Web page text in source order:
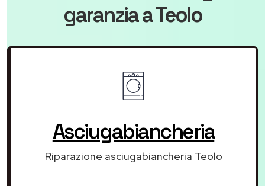
garanziaa Teolo
Asciugabiancheria
Riparazione asciugabiancheria Teolo